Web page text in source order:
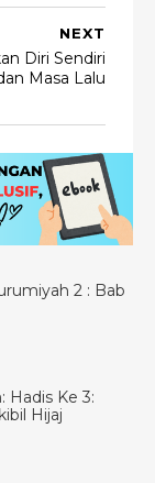
NEXT
Diri Sendiri
Masa Lalu
2 : Bab
Hadis Ke 3:
Hijaj